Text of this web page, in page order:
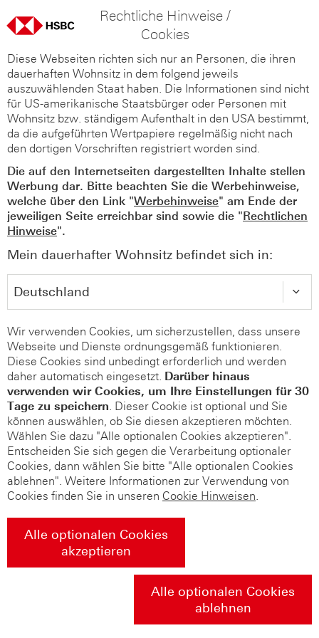
Rechtliche Hinweise /
Cookies
Diese Webseiten richten sich nur an Personen, die ihren
dauerhaften Wohnsitz in dem folgend jeweils
auszuwählenden Staat haben. Die Informationen sind nicht
für US-amerikanische Staatsbürger oder Personen mit
Wohnsitz bzw. ständigem Aufenthalt in den USA bestimmt,
da die aufgeführten Wertpapiere regelmäßig nicht nach
den dortigen Vorschriften registriert worden sind.
Die auf den Internetseiten dargestellten Inhalte stellen
Werbung dar. Bitte beachten Sie die Werbehinweise,
welche über den Link "Werbehinweise" am Ende der
jeweiligen Seite erreichbar sind sowie die "Rechtlichen
Hinweise".
Mein dauerhafter Wohnsitz befindet sich in:
Wir verwenden Cookies, um sicherzustellen, dass unsere
Webseite und Dienste ordnungsgemäß funktionieren.
Diese Cookies sind unbedingt erforderlich und werden
daher automatisch eingesetzt. Darüber hinaus
verwenden wir Cookies, um Ihre Einstellungen für 30
Tage zu speichern. Dieser Cookie ist optional und Sie
können auswählen, ob Sie diesen akzeptieren möchten.
Wählen Sie dazu "Alle optionalen Cookies akzeptieren".
Entscheiden Sie sich gegen die Verarbeitung optionaler
Cookies, dann wählen Sie bitte "Alle optionalen Cookies
ablehnen". Weitere Informationen zur Verwendung von
Cookies finden Sie in unseren Cookie Hinweisen.
Alle optionalen Cookies
akzeptieren
Alle optionalen Cookies
ablehnen